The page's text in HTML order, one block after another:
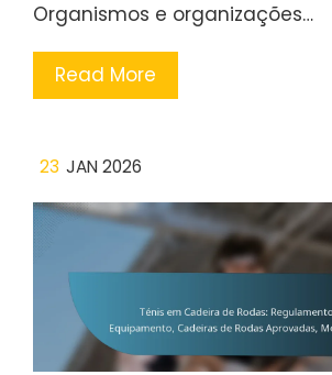
Organismos e organizações…
Read More
23 JAN 2026